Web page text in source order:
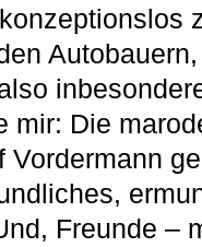
mir: Die
Freunde –